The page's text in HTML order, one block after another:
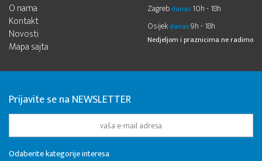
O nama
Kontakt
Novosti
Mapa sajta
Zagreb danas 10h - 18h
Osijek danas9h - 18h
Nedjeljom i praznicima ne radimo
Prijavite se na NEWSLETTER
Odaberite kategorije interesa